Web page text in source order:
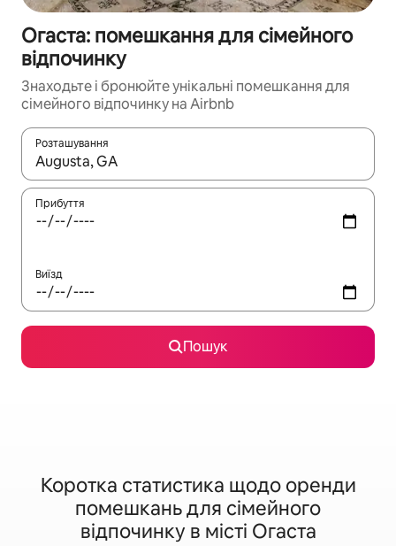
Огаста: помешкання для сімейного
відпочинку
Знаходьте і бронюйте унікальні помешкання для
сімейного відпочинку на Airbnb
Розташування
Отримавши результати пошуку, використовуйте для
Прибуття
Виїзд
Пошук
Коротка статистика щодо оренди
помешкань для сімейного
відпочинку в місті Огаста